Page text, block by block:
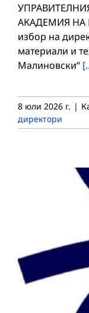
АКАДЕМИЯ НА
избор на
материали и
Малиновски“
8 юли 2026 г. |
директори